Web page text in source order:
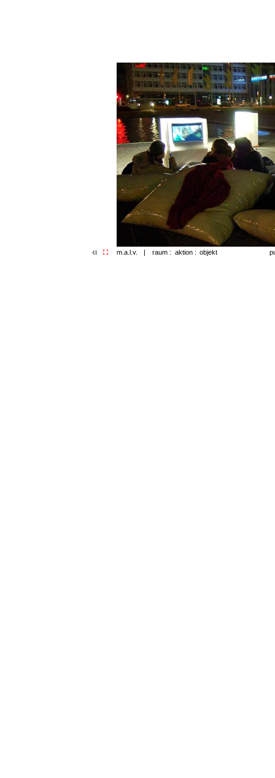
m.a.l.v. | raum : aktion : objekt